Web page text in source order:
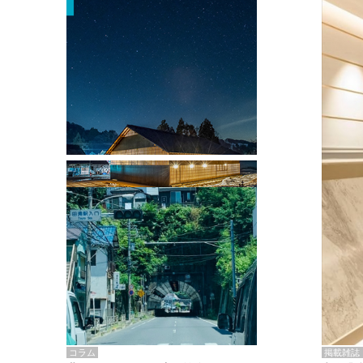
掲載雑誌
掲載雑誌・書籍
『街歩き研修「アールデコとモダニズ
ム、和風バロック」』のレポート記事が
掲載
コラム